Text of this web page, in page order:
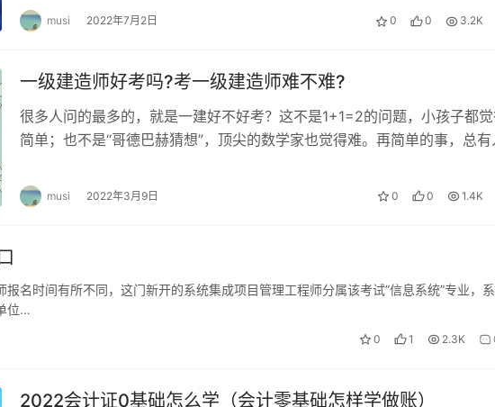
musi 2022年7月2日 0 0 3.2K
一级建造师好考吗?考一级建造师难不难?
很多人问的最多的，就是一建好不好考？这不是1+1=2的问题，小孩子都
简单；也不是“哥德巴赫猜想”，顶尖的数学家也觉得难。再简单的事，总有
musi 2022年3月9日 0 0 1.4K
名时间有所不同，这门新开的系统集成项目管理工程师分属该考试”信息系统”专业，
位…
0 1 2.3K
2022会计证0基础怎么学（会计零基础怎样学做账）